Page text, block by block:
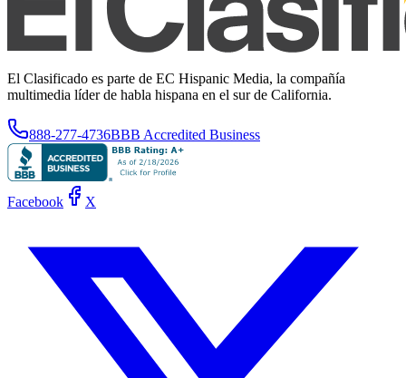
El Clasificado es parte de EC Hispanic Media, la compañía
multimedia líder de habla hispana en el sur de California.
888-277-4736BBB Accredited Business
Facebook X